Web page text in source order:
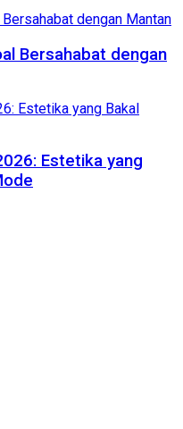
Bersahabat dengan
Estetika yang